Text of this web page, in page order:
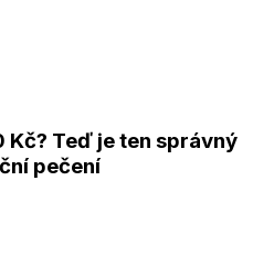
Kč? Teď je ten správný
pečení